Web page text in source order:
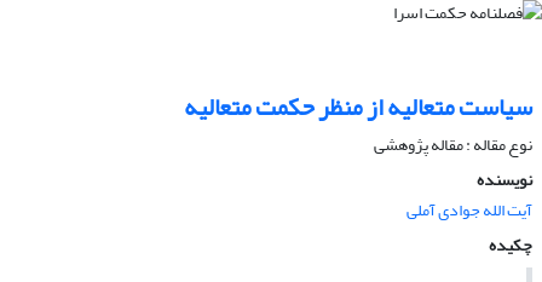
سیاست متعالیه از منظر حکمت متعالیه
نوع مقاله : مقاله پژوهشی
نویسنده
آیت الله جوادی آملی
چکیده